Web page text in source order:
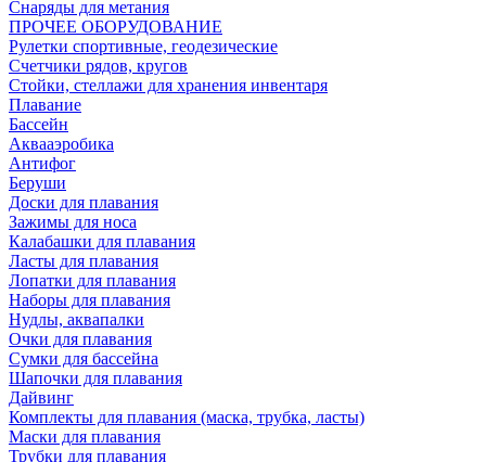
Снаряды для метания
ПРОЧЕЕ ОБОРУДОВАНИЕ
Рулетки спортивные, геодезические
Счетчики рядов, кругов
Стойки, стеллажи для хранения инвентаря
Плавание
Бассейн
Аквааэробика
Антифог
Беруши
Доски для плавания
Зажимы для носа
Калабашки для плавания
Ласты для плавания
Лопатки для плавания
Наборы для плавания
Нудлы, аквапалки
Очки для плавания
Сумки для бассейна
Шапочки для плавания
Дайвинг
Комплекты для плавания (маска, трубка, ласты)
Маски для плавания
Трубки для плавания